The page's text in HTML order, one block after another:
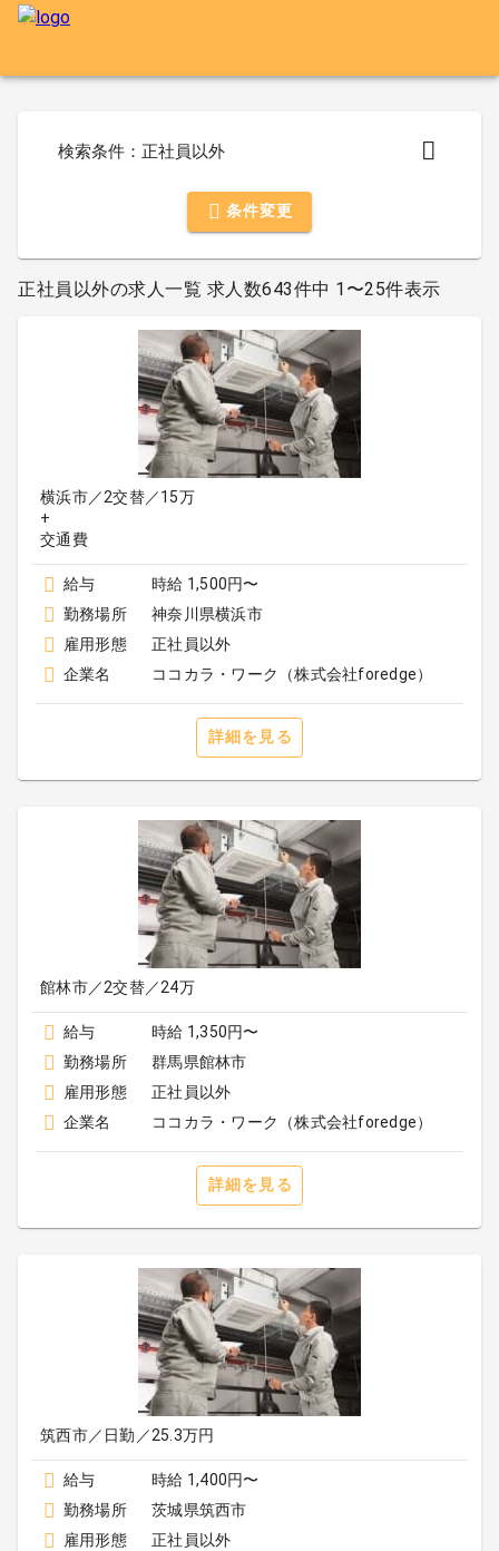
検索条件：正社員以外
条件変更
正社員以外の求人一覧 求人数643件中 1〜25件表示
横浜市／2交替／15万
+
交通費
給与
時給 1,500円〜
勤務場所
神奈川県横浜市
雇用形態
正社員以外
企業名
ココカラ・ワーク（株式会社foredge）
詳細を見る
館林市／2交替／24万
給与
時給 1,350円〜
勤務場所
群馬県館林市
雇用形態
正社員以外
企業名
ココカラ・ワーク（株式会社foredge）
詳細を見る
筑西市／日勤／25.3万円
給与
時給 1,400円〜
勤務場所
茨城県筑西市
雇用形態
正社員以外